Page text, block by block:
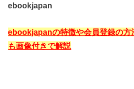
ebookjapan
ebookjapanの特徴や会員登録の方
も画像付きで解説